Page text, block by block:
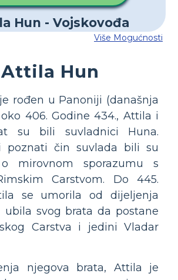
Više Mogućnosti
Attila Hun
rođen u Panoniji (današnja
406. Godine 434., Attila i
su bili suvladnici Huna.
poznati čin suvlada bili su
mirovnom sporazumu s
Carstvom. Do 445.
se umorila od dijeljenja
ubila svog brata da postane
Carstva i jedini Vladar
njegova brata, Attila je